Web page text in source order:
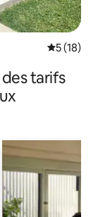
5 (18)
tarifs